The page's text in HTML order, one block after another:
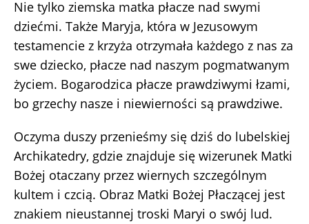
Nie tylko ziemska matka płacze nad swymi
dziećmi. Także Maryja, która w Jezusowym
testamencie z krzyża otrzymała każdego z nas za
swe dziecko, płacze nad naszym pogmatwanym
życiem. Bogarodzica płacze prawdziwymi łzami,
bo grzechy nasze i niewierności są prawdziwe.
Oczyma duszy przenieśmy się dziś do lubelskiej
Archikatedry, gdzie znajduje się wizerunek Matki
Bożej otaczany przez wiernych szczególnym
kultem i czcią. Obraz Matki Bożej Płaczącej jest
znakiem nieustannej troski Maryi o swój lud.